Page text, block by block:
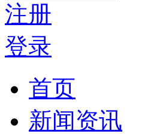
注册
登录
首页
新闻资讯